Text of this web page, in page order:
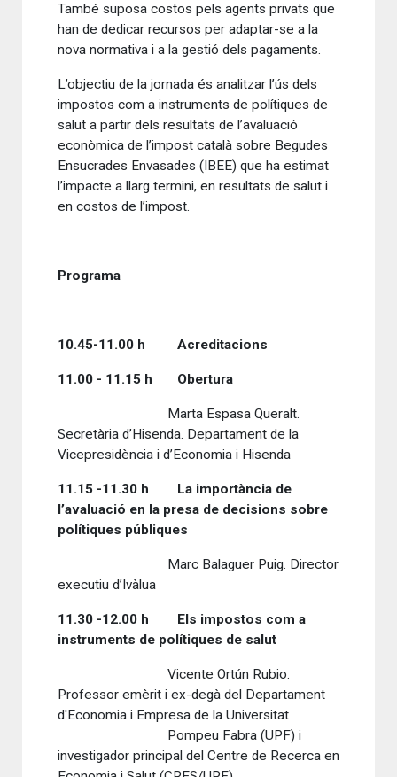
També suposa costos pels agents privats que
han de dedicar recursos per adaptar-se a la
nova normativa i a la gestió dels pagaments.
L’objectiu de la jornada és analitzar l’ús dels
impostos com a instruments de polítiques de
salut a partir dels resultats de l’avaluació
econòmica de l’impost català sobre Begudes
Ensucrades Envasades (IBEE) que ha estimat
l’impacte a llarg termini, en resultats de salut i
en costos de l’impost.
Programa
10.45-11.00 h Acreditacions
11.00 - 11.15 h Obertura
Marta Espasa Queralt.
Secretària d’Hisenda. Departament de la
Vicepresidència i d’Economia i Hisenda
11.15 -11.30 h La importància de
l’avaluació en la presa de decisions sobre
polítiques públiques
Marc Balaguer Puig. Director
executiu d’Ivàlua
11.30 -12.00 h Els impostos com a
instruments de polítiques de salut
Vicente Ortún Rubio.
Professor emèrit i ex-degà del Departament
d'Economia i Empresa de la Universitat
Pompeu Fabra (UPF) i
investigador principal del Centre de Recerca en